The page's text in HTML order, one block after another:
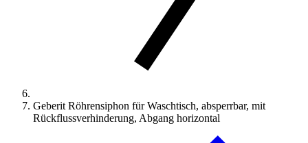
Geberit Röhrensiphon für Waschtisch, absperrbar, mit
Rückflussverhinderung, Abgang horizontal